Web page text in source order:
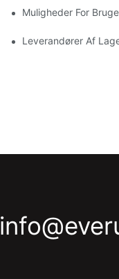
Muligheder For
Leverandører Af